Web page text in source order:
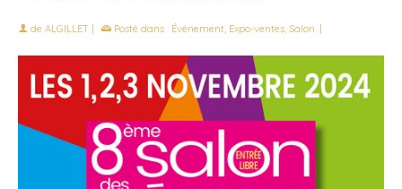
de ALGILLET Posté dans : Événement, Expo-ventes, Salon